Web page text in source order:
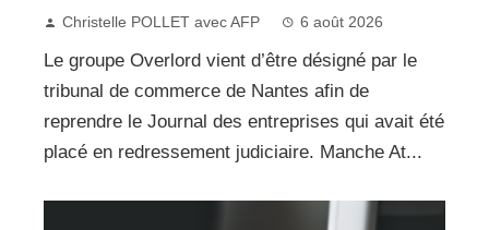
Christelle POLLET avec AFP 6 août 2026
Le groupe Overlord vient d’être désigné par le
tribunal de commerce de Nantes afin de
reprendre le Journal des entreprises qui avait été
placé en redressement judiciaire. Manche At...